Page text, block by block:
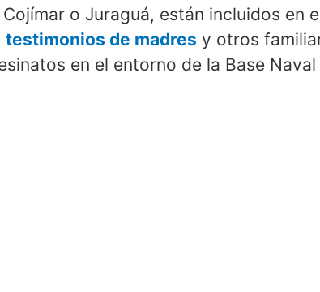
Cojímar o Juraguá, están incluidos en
testimonios de madres y otros
en el entorno de la Base Naval